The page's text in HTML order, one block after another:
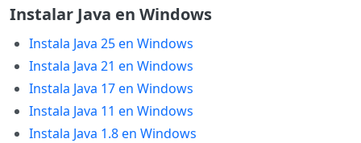
Instalar Java en Windows
Instala Java 25 en Windows
Instala Java 21 en Windows
Instala Java 17 en Windows
Instala Java 11 en Windows
Instala Java 1.8 en Windows